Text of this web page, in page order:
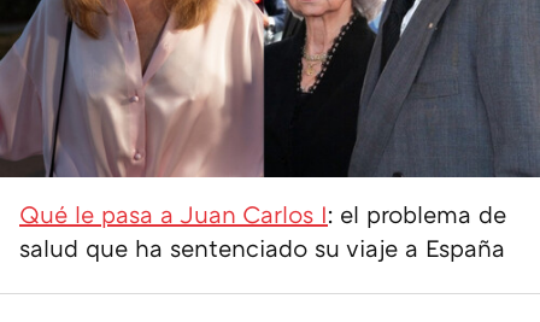
Qué le pasa a Juan Carlos I: el problema de
salud que ha sentenciado su viaje a España